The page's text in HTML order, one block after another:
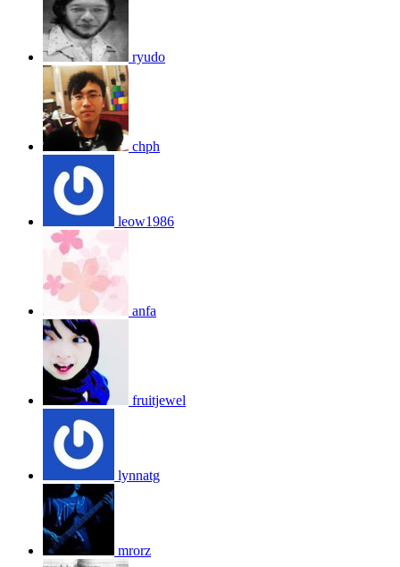
ryudo
chph
leow1986
anfa
fruitjewel
lynnatg
mrorz